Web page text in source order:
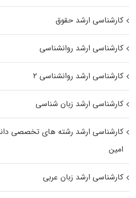
کارشناسی ارشد حقوق
کارشناسی ارشد روانشناسی
کارشناسی ارشد روانشناسی ۲
کارشناسی ارشد زبان شناسی
کارشناسی ارشد رﺷﺘﻪ ﻫﺎی تخصصی
اﻣﻴﻦ
کارشناسی ارشد زبان عربی